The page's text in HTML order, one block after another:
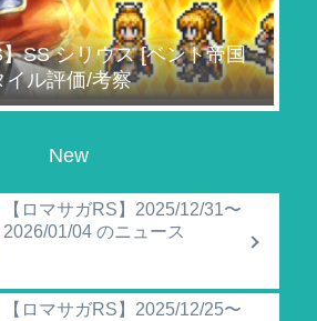
SS シリウス [ベント帝国
ル評価/考察
New
【ロマサガRS】2025/12/31〜
2026/01/04 のニュース
【ロマサガRS】2025/12/25〜